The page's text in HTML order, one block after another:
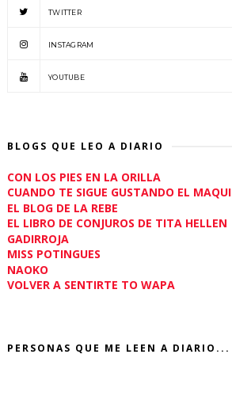
TWITTER
INSTAGRAM
YOUTUBE
BLOGS QUE LEO A DIARIO
CON LOS PIES EN LA ORILLA
CUANDO TE SIGUE GUSTANDO EL
EL BLOG DE LA REBE
EL LIBRO DE CONJUROS DE TITA HELLEN
GADIRROJA
MISS POTINGUES
NAOKO
VOLVER A SENTIRTE TO WAPA
PERSONAS QUE ME LEEN A DIARIO...